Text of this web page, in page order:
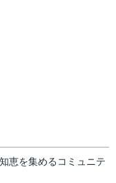
恵を集めるコミュニテ